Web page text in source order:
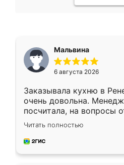
Мальвина
6 августа 2026
Заказывала кухню в
очень довольна.
посчитала, на вопросы
Замерщик приехал в
делу со всей
за день, ребята
Читать полностью